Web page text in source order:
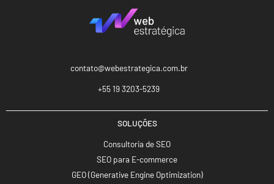
contato@webestrategica.com.br
+55 19 3203-5239
SOLUÇÕES
Consultoria de SEO
SEO para E-commerce
GEO (Generative Engine Optimization)